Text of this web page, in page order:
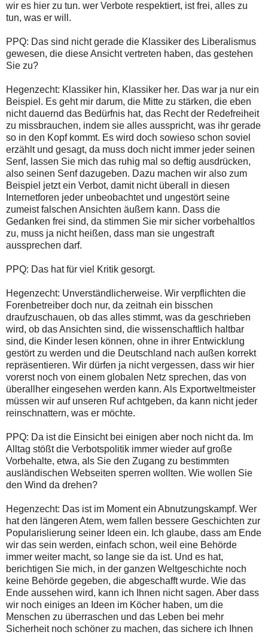
wir es hier zu tun. wer Verbote respektiert, ist frei, alles zu
tun, was er will.
PPQ: Das sind nicht gerade die Klassiker des Liberalismus
gewesen, die diese Ansicht vertreten haben, das gestehen
Sie zu?
Hegenzecht: Klassiker hin, Klassiker her. Das war ja nur ein
Beispiel. Es geht mir darum, die Mitte zu stärken, die eben
nicht dauernd das Bedürfnis hat, das Recht der Redefreiheit
zu missbrauchen, indem sie alles ausspricht, was ihr gerade
so in den Kopf kommt. Es wird doch sowieso schon soviel
erzählt und gesagt, da muss doch nicht immer jeder seinen
Senf, lassen Sie mich das ruhig mal so deftig ausdrücken,
also seinen Senf dazugeben. Dazu machen wir also zum
Beispiel jetzt ein Verbot, damit nicht überall in diesen
Internetforen jeder unbeobachtet und ungestört seine
zumeist falschen Ansichten äußern kann. Dass die
Gedanken frei sind, da stimmen Sie mir sicher vorbehaltlos
zu, muss ja nicht heißen, dass man sie ungestraft
aussprechen darf.
PPQ: Das hat für viel Kritik gesorgt.
Hegenzecht: Unverständlicherweise. Wir verpflichten die
Forenbetreiber doch nur, da zeitnah ein bisschen
draufzuschauen, ob das alles stimmt, was da geschrieben
wird, ob das Ansichten sind, die wissenschaftlich haltbar
sind, die Kinder lesen können, ohne in ihrer Entwicklung
gestört zu werden und die Deutschland nach außen korrekt
repräsentieren. Wir dürfen ja nicht vergessen, dass wir hier
vorerst noch von einem globalen Netz sprechen, das von
überallher eingesehen werden kann. Als Exportweltmeister
müssen wir auf unseren Ruf achtgeben, da kann nicht jeder
reinschnattern, was er möchte.
PPQ: Da ist die Einsicht bei einigen aber noch nicht da. Im
Alltag stößt die Verbotspolitik immer wieder auf große
Vorbehalte, etwa, als Sie den Zugang zu bestimmten
ausländischen Webseiten sperren wollten. Wie wollen Sie
den Wind da drehen?
Hegenzecht: Das ist im Moment ein Abnutzungskampf. Wer
hat den längeren Atem, wem fallen bessere Geschichten zur
Popularislierung seiner Ideen ein. Ich glaube, dass am Ende
wir das sein werden, einfach schon, weil eine Behörde
immer weiter macht, so lange sie da ist. Und es hat,
berichtigen Sie mich, in der ganzen Weltgeschichte noch
keine Behörde gegeben, die abgeschafft wurde. Wie das
Ende aussehen wird, kann ich Ihnen nicht sagen. Aber dass
wir noch einiges an Ideen im Köcher haben, um die
Menschen zu überraschen und das Leben bei mehr
Sicherheit noch schöner zu machen, das sichere ich Ihnen